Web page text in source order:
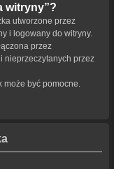
witryny”?
utworzone przez
i logowany do witryny.
przez
nieprzeczytanych przez
być pomocne.